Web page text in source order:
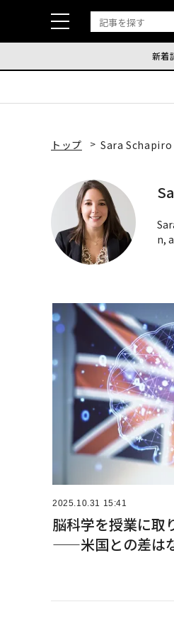
新着
トップ Sara Schapiro
n,
2025.10.31 15:41
脳科学を授業に取
——米国との差は